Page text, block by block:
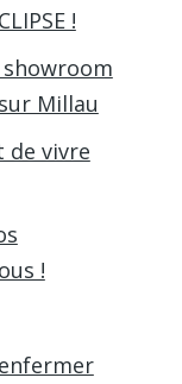
!
Millau
de vivre
!